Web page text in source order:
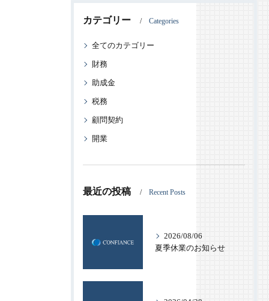
カテゴリー Categories
全てのカテゴリー
財務
助成金
税務
顧問契約
開業
最近の投稿 Recent Posts
2026/08/06
夏季休業のお知らせ